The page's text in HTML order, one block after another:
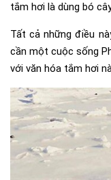
tắm hơi là dùng bó
Tất cả những điều
cần một cuộc sống
với văn hóa tắm hơi